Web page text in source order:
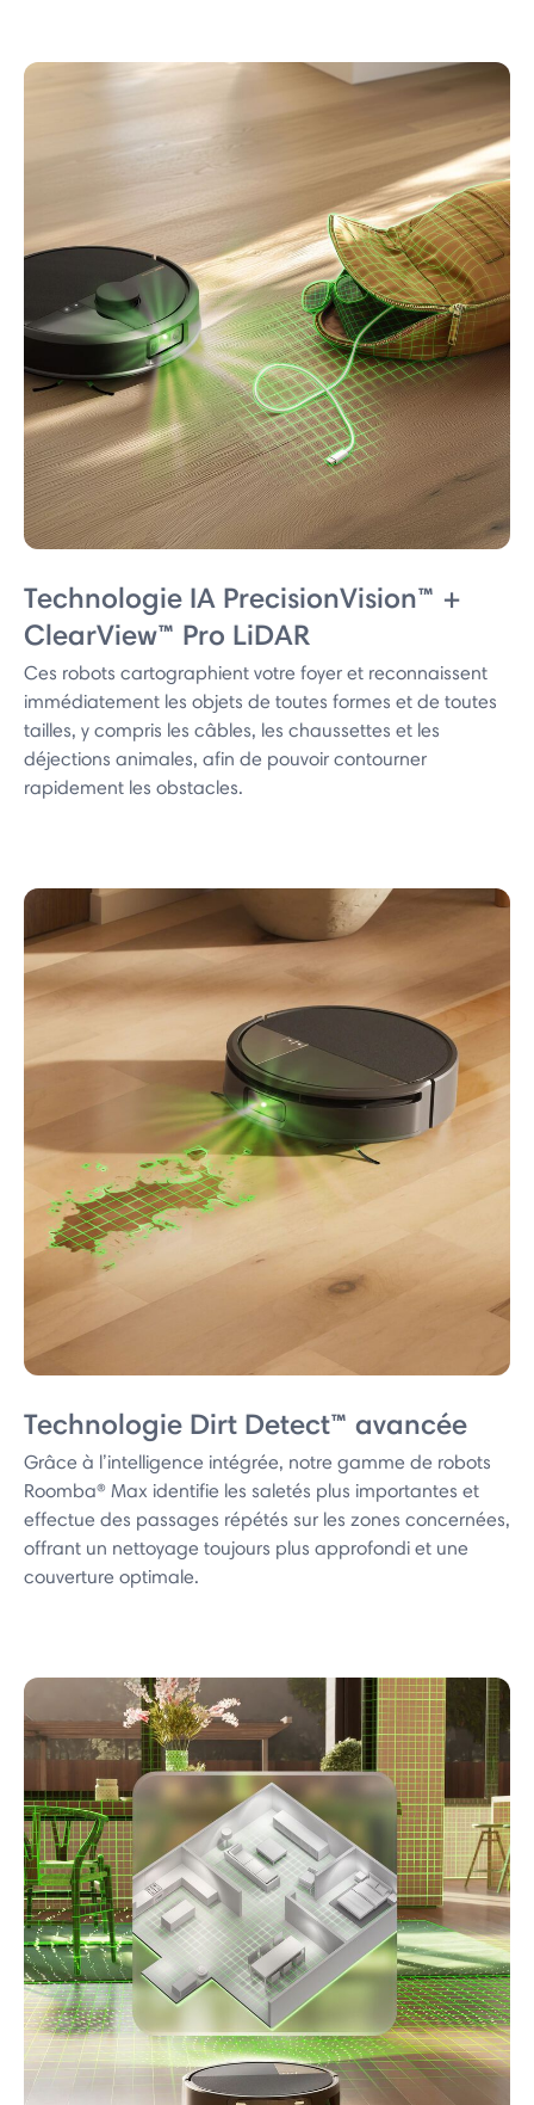
Technologie IA PrecisionVision™ +
ClearView™ Pro LiDAR
Ces robots cartographient votre foyer et reconnaissent
immédiatement les objets de toutes formes et de toutes
tailles, y compris les câbles, les chaussettes et les
déjections animales, afin de pouvoir contourner
rapidement les obstacles.
Technologie Dirt Detect™ avancée
Grâce à l’intelligence intégrée, notre gamme de robots
Roomba® Max identifie les saletés plus importantes et
effectue des passages répétés sur les zones concernées,
offrant un nettoyage toujours plus approfondi et une
couverture optimale.